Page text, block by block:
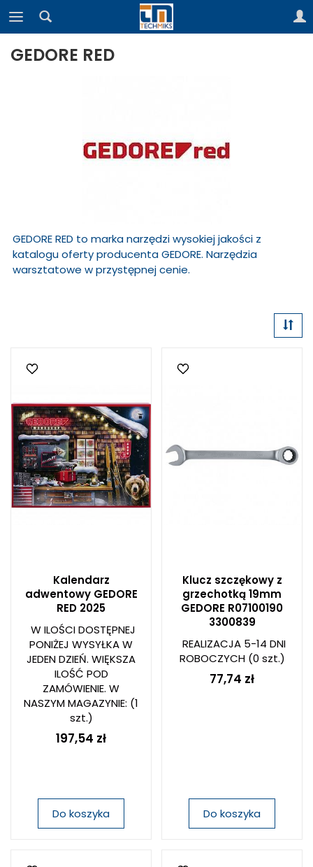
GEDORE RED
GEDORE RED to marka narzędzi wysokiej jakości z
katalogu oferty producenta GEDORE. Narzędzia
warsztatowe w przystępnej cenie.
Kalendarz
adwentowy GEDORE
RED 2025
W ILOŚCI DOSTĘPNEJ
PONIŻEJ WYSYŁKA W
JEDEN DZIEŃ. WIĘKSZA
ILOŚĆ POD
ZAMÓWIENIE. W
NASZYM MAGAZYNIE: (1
szt.)
197,54 zł
Do koszyka
Klucz szczękowy z
grzechotką 19mm
GEDORE R07100190
3300839
REALIZACJA 5-14 DNI
ROBOCZYCH(0 szt.)
77,74 zł
Do koszyka